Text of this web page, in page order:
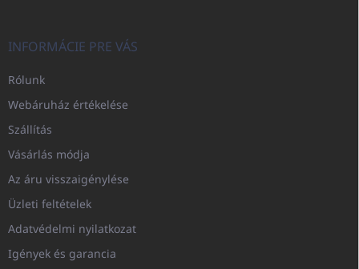
INFORMÁCIE PRE VÁS
Rólunk
Webáruház értékelése
Szállítás
Vásárlás módja
Az áru visszaigénylése
Üzleti feltételek
Adatvédelmi nyilatkozat
Igények és garancia